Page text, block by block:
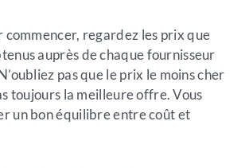
commencer, regardez les prix que
auprès de chaque fournisseur
pas que le prix le moins cher
toujours la meilleure offre. Vous
un bon équilibre entre coût et